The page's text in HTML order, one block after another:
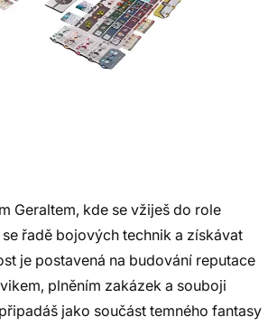
Geraltem, kde se vžiješ do role
řadě bojových technik a získávat
je postavená na budování reputace
plněním zakázek a souboji
jako součást temného fantasy